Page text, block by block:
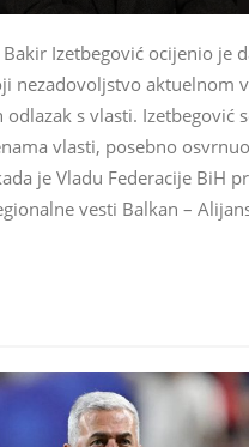
Izetbegović ocijenio je
nezadovoljstvo aktuelnom
s vlasti. Izetbegović
vlasti, posebno
je Vladu Federacije BiH
vesti Balkan –